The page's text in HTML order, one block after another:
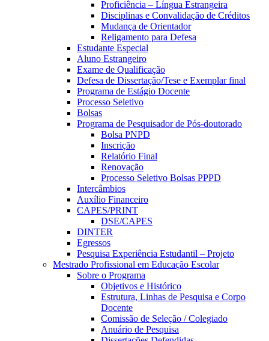
Proficiência – Língua Estrangeira
Disciplinas e Convalidação de Créditos
Mudança de Orientador
Religamento para Defesa
Estudante Especial
Aluno Estrangeiro
Exame de Qualificação
Defesa de Dissertação/Tese e Exemplar final
Programa de Estágio Docente
Processo Seletivo
Bolsas
Programa de Pesquisador de Pós-doutorado
Bolsa PNPD
Inscrição
Relatório Final
Renovação
Processo Seletivo Bolsas PPPD
Intercâmbios
Auxílio Financeiro
CAPES/PRINT
DSE/CAPES
DINTER
Egressos
Pesquisa Experiência Estudantil – Projeto
Mestrado Profissional em Educação Escolar
Sobre o Programa
Objetivos e Histórico
Estrutura, Linhas de Pesquisa e Corpo
Docente
Comissão de Seleção / Colegiado
Anuário de Pesquisa